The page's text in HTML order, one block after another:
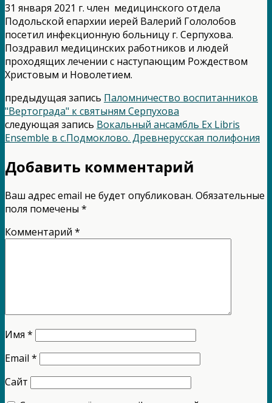
31 января 2021 г. член медицинского отдела
Подольской епархии иерей Валерий Гололобов
посетил инфекционную больницу г. Серпухова.
Поздравил медицинских работников и людей
проходящих лечении с наступающим Рождеством
Христовым и Новолетием.
предыдущая запись Паломничество воспитанников
"Вертограда" к святыням Серпухова
следующая запись Вокальный ансамбль Ex Libris
Ensemble в с.Подмоклово. Древнерусская полифония
Добавить комментарий
Ваш адрес email не будет опубликован. Обязательные
поля помечены *
Комментарий *
Имя *
Email *
Сайт